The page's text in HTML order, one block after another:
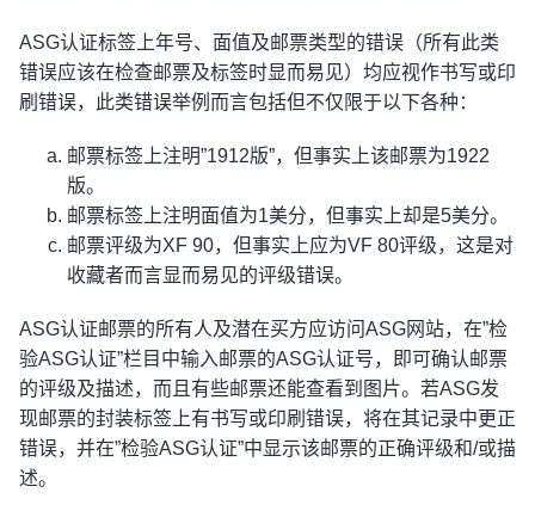
ASG认证标签上年号、面值及邮票类型的错误（所有此类
错误应该在检查邮票及标签时显而易见）均应视作书写或印
刷错误，此类错误举例而言包括但不仅限于以下各种：
邮票标签上注明”1912版”，但事实上该邮票为1922
版。
邮票标签上注明面值为1美分，但事实上却是5美分。
邮票评级为XF 90，但事实上应为VF 80评级，这是对
收藏者而言显而易见的评级错误。
ASG认证邮票的所有人及潜在买方应访问ASG网站，在”检
验ASG认证”栏目中输入邮票的ASG认证号，即可确认邮票
的评级及描述，而且有些邮票还能查看到图片。若ASG发
现邮票的封装标签上有书写或印刷错误，将在其记录中更正
错误，并在”检验ASG认证”中显示该邮票的正确评级和/或描
述。